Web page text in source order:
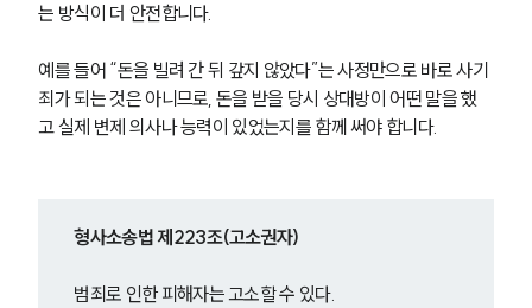
는 방식이 더 안전합니다.
예를 들어 “돈을 빌려 간 뒤 갚지 않았다”는 사정만으로 바로 사기
죄가 되는 것은 아니므로, 돈을 받을 당시 상대방이 어떤 말을 했
고 실제 변제 의사나 능력이 있었는지를 함께 써야 합니다.
형사소송법 제223조(고소권자)
범죄로 인한 피해자는 고소할 수 있다.